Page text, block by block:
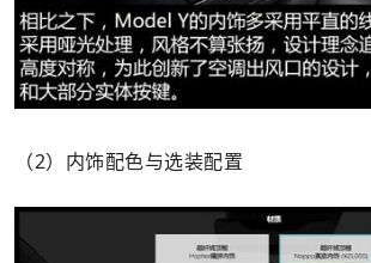
（2）内饰配色与选装配置